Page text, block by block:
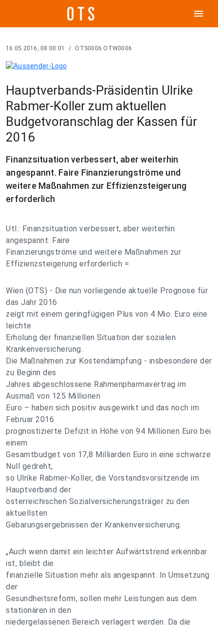
menu
16.05.2016, 08:00:01 / OTS0006 OTW0006
Hauptverbands-Präsidentin Ulrike
Rabmer-Koller zum aktuellen
Budgetvoranschlag der Kassen für
2016
Finanzsituation verbessert, aber weiterhin
angespannt. Faire Finanzierungströme und
weitere Maßnahmen zur Effizienzsteigerung
erforderlich
Utl.: Finanzsituation verbessert, aber weiterhin
angespannt. Faire
Finanzierungströme und weitere Maßnahmen zur
Effizienzsteigerung erforderlich =
Wien (OTS) - Die nun vorliegende aktuelle Prognose für
das Jahr 2016
zeigt mit einem geringfügigen Plus von 4 Mio. Euro eine
leichte
Erholung der finanziellen Situation der sozialen
Krankenversicherung.
Die Maßnahmen zur Kostendämpfung - insbesondere der
zu Beginn des
Jahres abgeschlossene Rahmenpharmavertrag im
Ausmaß von 125 Millionen
Euro – haben sich positiv ausgewirkt und das noch im
Februar 2016
prognostizierte Defizit in Höhe von 94 Millionen Euro bei
einem
Gesamtbudget von 17,8 Milliarden Euro in eine schwarze
Null gedreht,
so Ulrike Rabmer-Koller, die Vorstandsvorsitzende im
Hauptverband der
österreichischen Sozialversicherungsträger zu den
aktuellsten
Gebarungsergebnissen der Krankenversicherung.
„Auch wenn damit ein leichter Aufwärtstrend erkennbar
ist, bleibt die
finanzielle Situation mehr als angespannt. In Umsetzung
der
Gesundheitsreform, sollen mehr Leistungen aus dem
stationären in den
niedergelassenen Bereich verlagert werden. Da die